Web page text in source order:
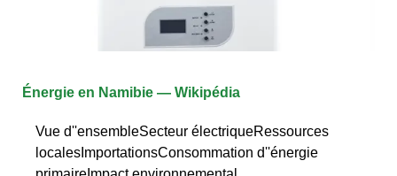
Énergie en Namibie — Wikipédia
Vue d''ensembleSecteur électriqueRessources
localesImportationsConsommation d''énergie